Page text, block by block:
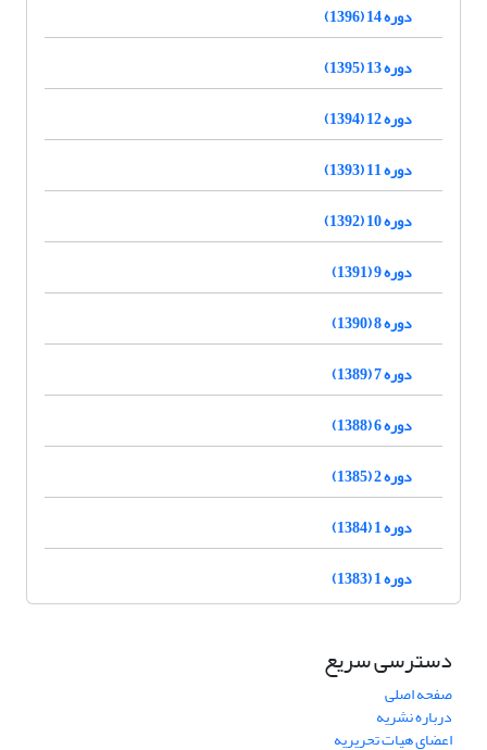
دوره 14 (1396)
دوره 13 (1395)
دوره 12 (1394)
دوره 11 (1393)
دوره 10 (1392)
دوره 9 (1391)
دوره 8 (1390)
دوره 7 (1389)
دوره 6 (1388)
دوره 2 (1385)
دوره 1 (1384)
دوره 1 (1383)
دسترسی سریع
صفحه اصلی
درباره نشریه
اعضای هیات تحریریه